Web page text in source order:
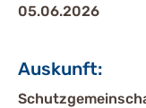
05.06.2026
Auskunft: